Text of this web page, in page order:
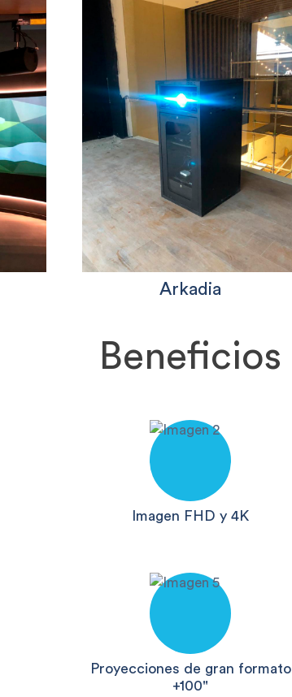
Arkadia
Beneficios
Imagen FHD y 4K
Proyecciones de gran formato
+100"